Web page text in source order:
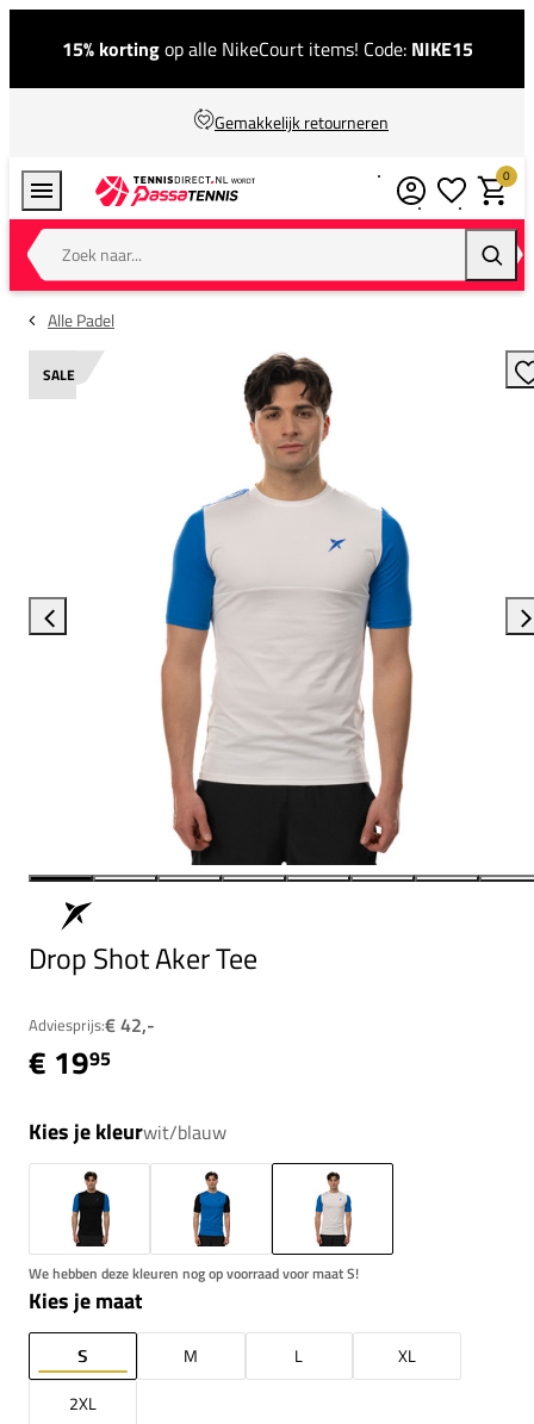
15% kortingop alle NikeCourt items! Code: NIKE15
Gemakkelijk retourneren
Zoek naar...
0
Alle Padel
SALE
Drop Shot Aker Tee
Adviesprijs:€ 42,-
€ 1995
Kies je kleurwit/blauw
We hebben deze kleuren nog op voorraad voor maat S!
Kies je maat
S M L
XL
2XL